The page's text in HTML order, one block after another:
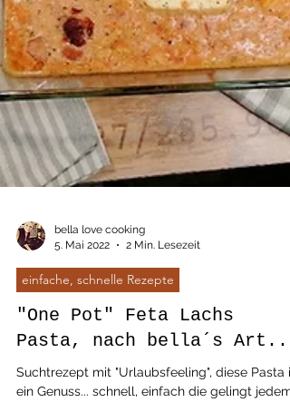
bella love cooking
"One Pot" Feta Lachs